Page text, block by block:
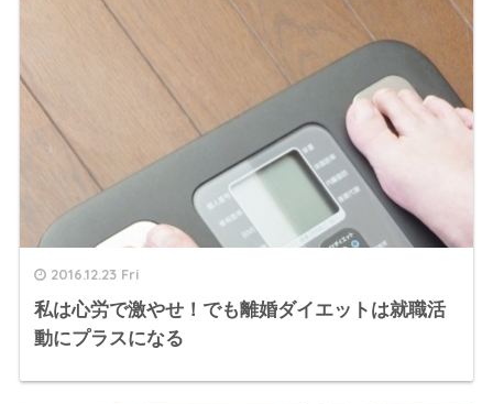
2016.12.23 Fri
私は心労で激やせ！でも離婚ダイエットは就職活
動にプラスになる